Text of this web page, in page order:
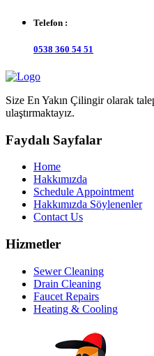
Telefon :
0538 360 54 51
Size En Yakın Çilingir olarak
ulaştırmaktayız.
Faydalı Sayfalar
Home
Hakkımızda
Schedule Appointment
Hakkımızda Söylenenler
Contact Us
Hizmetler
Sewer Cleaning
Drain Cleaning
Faucet Repairs
Heating & Cooling